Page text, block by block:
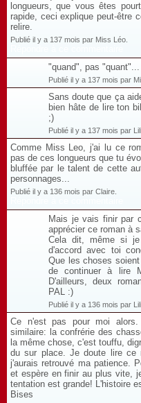
longueurs, que vous êtes
rapide, ceci explique peut-être
relire.
Publié il y a 137 mois par Miss Léo.
"quand", pas
Publié il y a 137 mois par
Sans doute que ça
bien hâte de lire ton
;)
Publié il y a 137 mois par Lili.
Comme Miss Leo, j'ai lu ce
pas de ces longueurs que tu
bluffée par le talent de cette
personnages...
Publié il y a 136 mois par Claire.
Mais je vais finir par
apprécier ce roman à
Cela dit, même si
d'accord avec toi
Que les choses
de continuer à lire
D'ailleurs, deux
PAL :)
Publié il y a 136 mois par Lili.
Ce n'est pas pour moi
similaire: la confrérie des
la même chose, c'est touffu,
du sur place. Je doute lire ce
j'aurais retrouvé ma patience.
et espère en finir au plus vite,
tentation est grande! L'histoire
Bises